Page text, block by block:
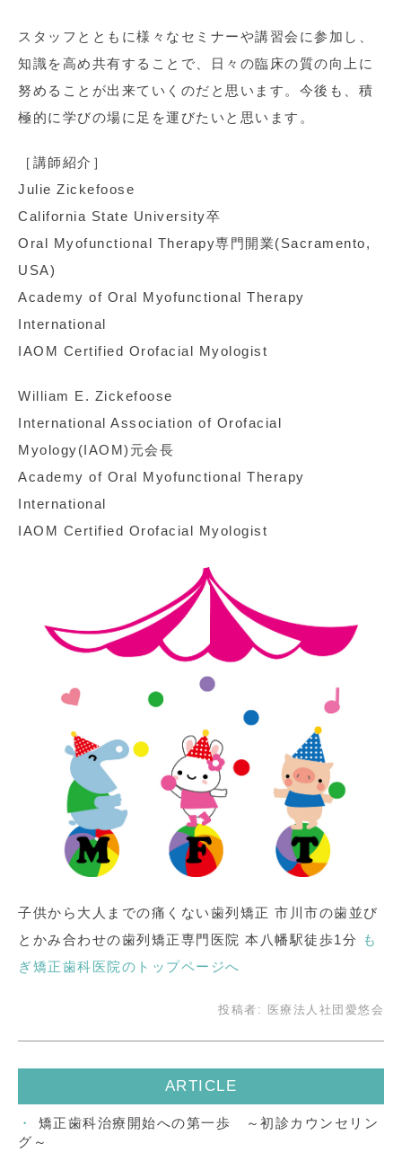
スタッフとともに様々なセミナーや講習会に参加し、
知識を高め共有することで、日々の臨床の質の向上に
努めることが出来ていくのだと思います。今後も、積
極的に学びの場に足を運びたいと思います。
［講師紹介］
Julie Zickefoose
California State University卒
Oral Myofunctional Therapy専門開業(Sacramento,
USA)
Academy of Oral Myofunctional Therapy
International
IAOM Certified Orofacial Myologist
William E. Zickefoose
International Association of Orofacial
Myology(IAOM)元会長
Academy of Oral Myofunctional Therapy
International
IAOM Certified Orofacial Myologist
子供から大人までの痛くない歯列矯正 市川市の歯並び
とかみ合わせの歯列矯正専門医院 本八幡駅徒歩1分
も
ぎ矯正歯科医院のトップページへ
投稿者: 医療法人社団愛悠会
ARTICLE
矯正歯科治療開始への第一歩 ～初診カウンセリン
グ～